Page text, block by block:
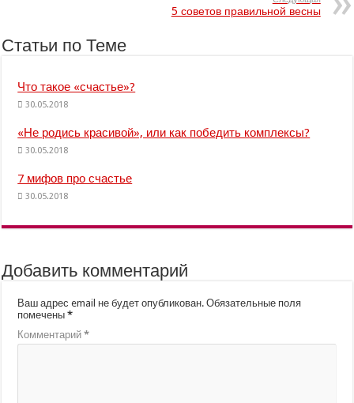
5 советов правильной весны
Статьи по Теме
Что такое «счастье»?
30.05.2018
«Не родись красивой», или как победить комплексы?
30.05.2018
7 мифов про счастье
30.05.2018
Добавить комментарий
Ваш адрес email не будет опубликован. Обязательные поля
помечены*
Комментарий*